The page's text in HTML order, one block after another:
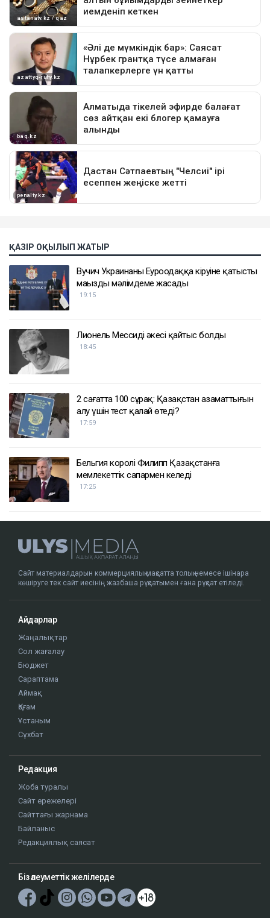
ҚАЗІР ОҚЫЛЫП ЖАТЫР
Вучич Украинаның Еуроодаққа кіруіне қатысты
маңызды мәлімдеме жасады
19:15
Лионель Мессидің әкесі қайтыс болды
18:45
2 сағатта 100 сұрақ: Қазақстан азаматтығын
алу үшін тест қалай өтеді?
17:59
Бельгия королі Филипп Қазақстанға
мемлекеттік сапармен келеді
17:25
Сайт материалдарын коммерциялық мақсатта толық немесе ішінара
көшіруге тек сайт иесінің жазбаша рұқсатымен ғана рұқсат етіледі.
Айдарлар
Жаңалықтар
Сол жағалау
Бюджет
Сараптама
Аймақ
Қоғам
Ұстаным
Сұхбат
Редакция
Жоба туралы
Сайт ережелері
Сайттағы жарнама
Байланыс
Редакциялық саясат
Біз әлеуметтік желілерде